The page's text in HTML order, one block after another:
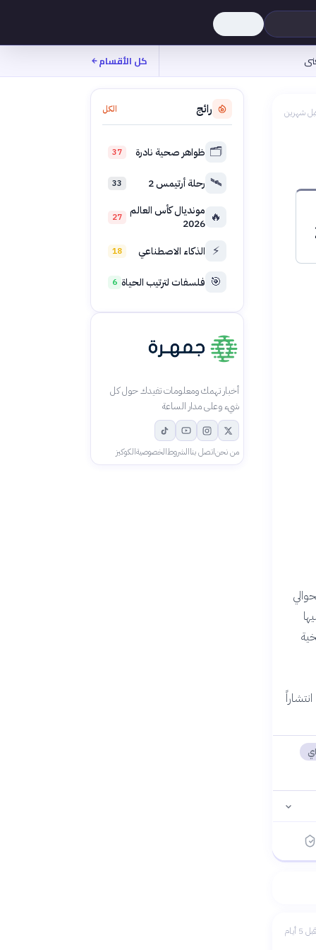
كل الأقسام
شهرين
تليها
قبل 5 أيام
رائج الكل
🗂️ ظواهر صحية نادرة 37
🛰️ رحلة أرتيمس 2 33
🔥 مونديال كأس العالم
2026
27
⚡ الذكاء الاصطناعي 18
🎯 فلسفات لترتيب الحياة 6
أخبار تهمك ومعلومات تفيدك حول كل
شيء وعلى مدار الساعة
من نحناتصل بناالشروطالخصوصيةالكوكيز